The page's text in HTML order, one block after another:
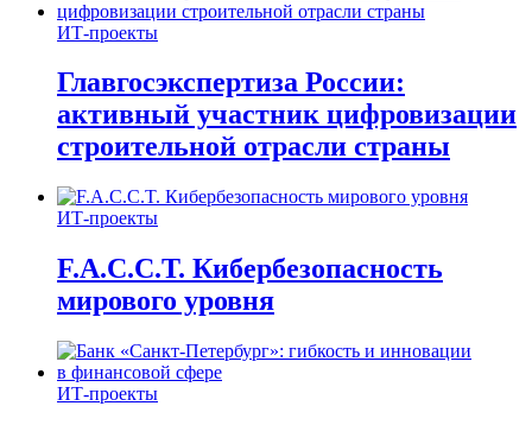
ИТ-проекты
Главгосэкспертиза России:
активный участник цифровизации
строительной отрасли страны
ИТ-проекты
F.A.C.C.T. Кибербезопасность
мирового уровня
ИТ-проекты